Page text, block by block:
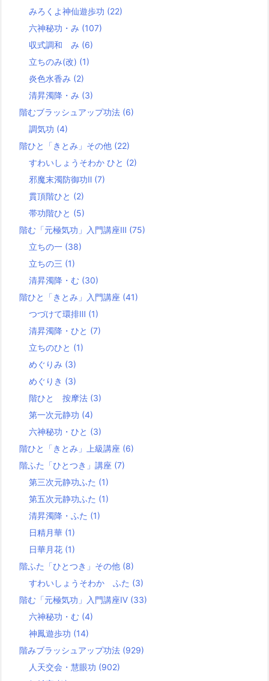
みろくよ神仙遊歩功 (22)
六神秘功・み (107)
収式調和 み (6)
立ちのみ(改) (1)
炎色水香み (2)
清昇濁降・み (3)
階むブラッシュアップ功法 (6)
調気功 (4)
階ひと「きとみ」その他 (22)
すわいしょうそわか ひと (2)
邪魔末濁防御功Ⅱ (7)
貫頂階ひと (2)
帯功階ひと (5)
階む「元極気功」入門講座Ⅲ (75)
立ちの一 (38)
立ちの三 (1)
清昇濁降・む (30)
階ひと「きとみ」入門講座 (41)
つづけて環排Ⅲ (1)
清昇濁降・ひと (7)
立ちのひと (1)
めぐりみ (3)
めぐりき (3)
階ひと 按摩法 (3)
第一次元静功 (4)
六神秘功・ひと (3)
階ひと「きとみ」上級講座 (6)
階ふた「ひとつき」講座 (7)
第三次元静功ふた (1)
第五次元静功ふた (1)
清昇濁降・ふた (1)
日精月華 (1)
日華月花 (1)
階ふた「ひとつき」その他 (8)
すわいしょうそわか ふた (3)
階む「元極気功」入門講座Ⅳ (33)
六神秘功・む (4)
神鳳遊歩功 (14)
階みブラッシュアップ功法 (929)
人天交会・慧眼功 (902)